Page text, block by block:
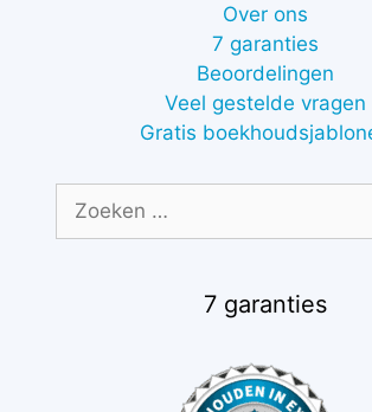
Over ons
7 garanties
Beoordelingen
Veel gestelde vragen
Gratis
naar:
7 garanties